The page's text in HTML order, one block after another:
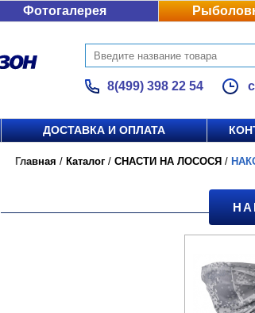
Фотогалерея
8(499) 398 22 54
ДОСТАВКА И ОПЛАТА
Главная / Каталог / СНАСТИ НА ЛОСОСЯ /